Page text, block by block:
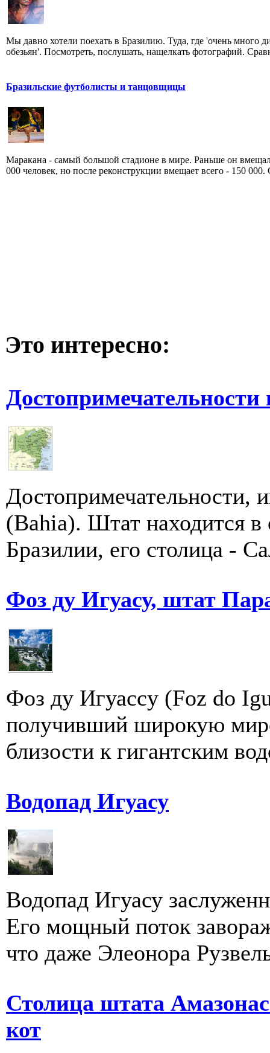
Мы давно хотели поехать в Бразилию. Туда, где 'очень много
обезьян'. Посмотреть, послушать, нащелкать фотографий.
Бразильские футболисты и танцовщицы
Маракана - самый большой стадионе в мире. Раньше он
000 человек, но после реконструкции вмещает всего - 150 000.
Это интересно:
Достопримечательности,
(Bahia). Штат находится в
Бразилии, его столица -
Фоз ду Игуасу, штат
Фоз ду Игуасcу (Foz dо
получивший широкую
близости к гигантским
Водопад Игуасу
Водопад Игуасу
Его мощный поток
что даже Элеонора
Столица штата
кот